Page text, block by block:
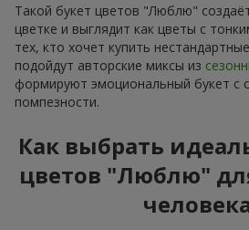
Такой букет цветов "Люблю"
цветке и выглядит как цветы с
тех, кто хочет купить нестандартные
подойдут авторские миксы из
формируют эмоциональный букет с
помпезности.
Как выбрать
цветов "Люблю"